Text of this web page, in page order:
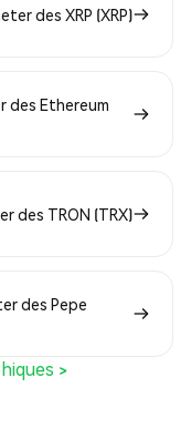
des XRP (XRP)
des Ethereum
des TRON (TRX)
des Pepe
>